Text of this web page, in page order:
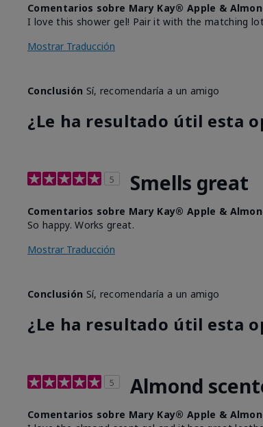
Comentarios sobre Mary Kay® Apple &
I love this shower gel! Pair it with the matching
Mostrar Traducción
Conclusión Sí, recomendaría a un amigo
¿Le ha resultado útil esta
5 Smells great
Comentarios sobre Mary Kay® Apple &
So happy. Works great.
Mostrar Traducción
Conclusión Sí, recomendaría a un amigo
¿Le ha resultado útil esta
5 Almond
Comentarios sobre Mary Kay® Apple &